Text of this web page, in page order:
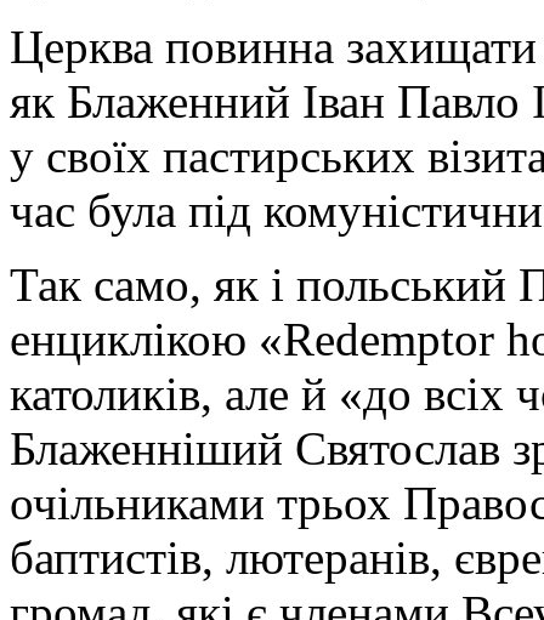
Церква повинна захищати
як Блаженний Іван Павло
у своїх пастирських
час була під
Так само, як і
енциклікою «Redemptor
католиків, але й «до всіх
Блаженніший Святослав
очільниками трьох
баптистів, лютеранів,